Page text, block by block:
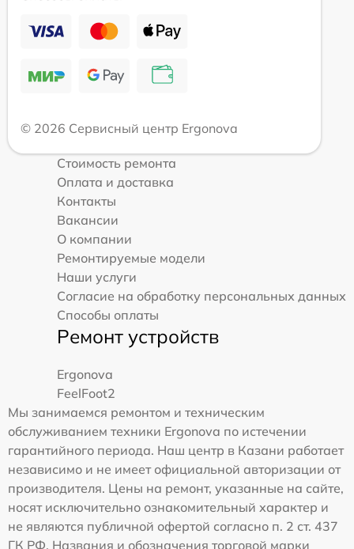
© 2026 Сервисный центр Ergonova
Стоимость ремонта
Оплата и доставка
Контакты
Вакансии
О компании
Ремонтируемые модели
Наши услуги
Согласие на обработку персональных данных
Способы оплаты
Ремонт устройств
Ergonova
FeelFoot2
Мы занимаемся ремонтом и техническим
обслуживанием техники Ergonova по истечении
гарантийного периода. Наш центр в Казани работает
независимо и не имеет официальной авторизации от
производителя. Цены на ремонт, указанные на сайте,
носят исключительно ознакомительный характер и
не являются публичной офертой согласно п. 2 ст. 437
ГК РФ. Названия и обозначения торговой марки